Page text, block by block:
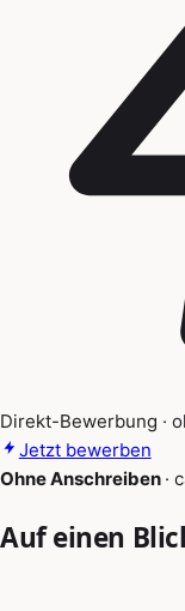
Direkt-Bewerbung ·
Jetzt bewerben
Ohne Anschreiben ·
Auf einen